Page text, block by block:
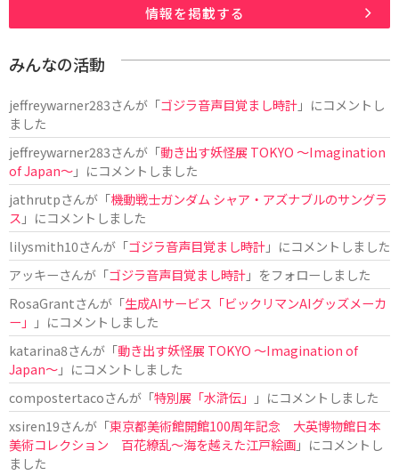
情報を掲載する
みんなの活動
jeffreywarner283さんが「ゴジラ音声目覚まし時計」にコメントし
ました
jeffreywarner283さんが「動き出す妖怪展 TOKYO 〜Imagination
of Japan〜」にコメントしました
jathrutpさんが「機動戦士ガンダム シャア・アズナブルのサングラ
ス 」にコメントしました
lilysmith10さんが「ゴジラ音声目覚まし時計」にコメントしました
アッキーさんが「ゴジラ音声目覚まし時計」をフォローしました
RosaGrantさんが「生成AIサービス「ビックリマンAIグッズメーカ
ー」
」にコメントしました
katarina8さんが「動き出す妖怪展 TOKYO 〜Imagination of
Japan〜」にコメントしました
compostertacoさんが「特別展「水滸伝」
」にコメントしました
xsiren19さんが「東京都美術館開館100周年記念 大英博物館日本
美術コレクション 百花繚乱～海を越えた江戸絵画」にコメントし
ました